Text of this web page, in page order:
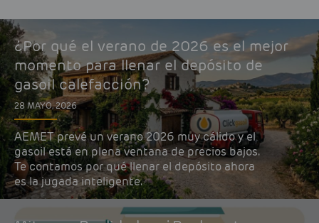
¿Por qué el verano de 2026 es el mejor
momento para llenar el depósito de
gasoil calefacción?
28 MAYO, 2026
AEMET prevé un verano 2026 muy cálido y el
gasoil está en plena ventana de precios bajos.
Te contamos por qué llenar el depósito ahora
es la jugada inteligente.